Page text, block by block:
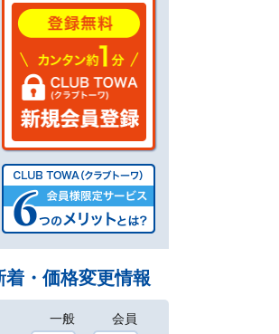
着・価格変更情報
一般 会員